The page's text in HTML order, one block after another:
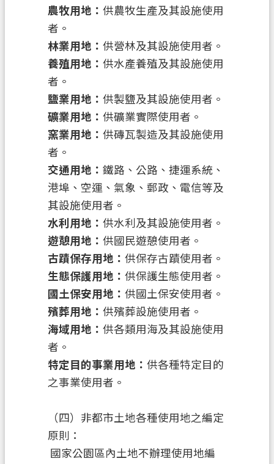
農牧用地： 供農牧生產及其設施使用
者。
林業用地： 供營林及其設施使用者。
養殖用地： 供水產養殖及其設施使用
者。
鹽業用地： 供製鹽及其設施使用者。
礦業用地： 供礦業實際使用者。
窯業用地： 供磚瓦製造及其設施使用
者。
交通用地： 鐵路、公路、捷運系統、
港埠、空運、氣象、郵政、電信等及
其設施使用者。
水利用地： 供水利及其設施使用者。
遊憩用地： 供國民遊憩使用者。
古蹟保存用地： 供保存古蹟使用者。
生態保護用地： 供保護生態使用者。
國土保安用地： 供國土保安使用者。
殯葬用地： 供殯葬設施使用者。
海域用地： 供各類用海及其設施使用
者。
特定目的事業用地： 供各種特定目的
之事業使用者。
（四）非都市土地各種使用地之編定
原則：
國家公園區內土地不辦理使用地編